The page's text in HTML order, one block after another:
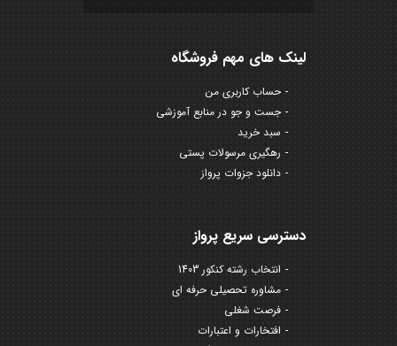
لینک های مهم فروشگاه
حساب کاربری من
جست و جو در منابع آموزشی
سبد خرید
رهگیری مرسولات پستی
دانلود جزوات پرواز
دسترسی سریع پرواز
انتخاب رشته کنکور 1403
مشاوره تحصیلی حرفه ای
فرصت شغلی
افتخارات و اعتبارات